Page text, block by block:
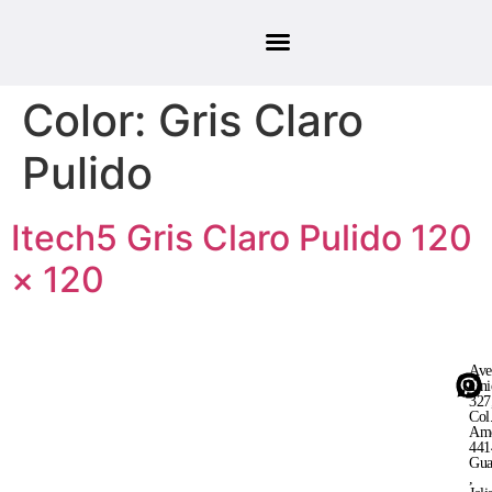
Color: Gris Claro
Pulido
Itech5 Gris Claro Pulido 120
× 120
,